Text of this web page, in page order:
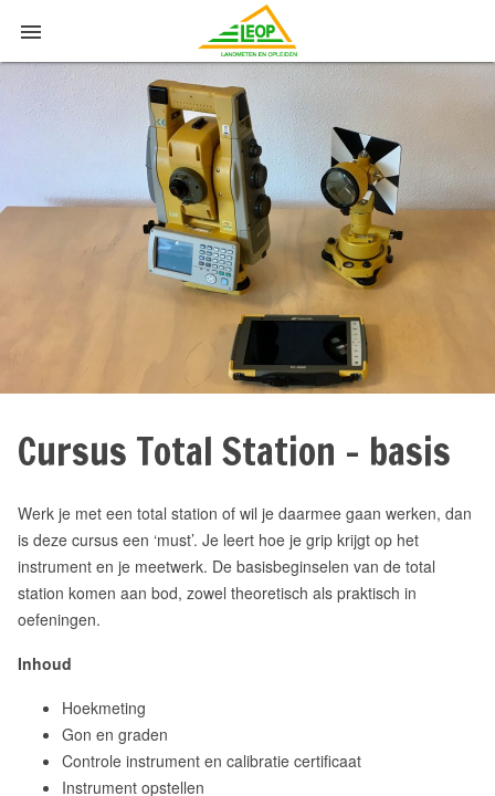

Cursus Total Station – basis
Werk je met een total station of wil je daarmee gaan werken, dan
is deze cursus een ‘must’. Je leert hoe je grip krijgt op het
instrument en je meetwerk. De basisbeginselen van de total
station komen aan bod, zowel theoretisch als praktisch in
oefeningen.
Inhoud
Hoekmeting
Gon en graden
Controle instrument en calibratie certificaat
Instrument opstellen